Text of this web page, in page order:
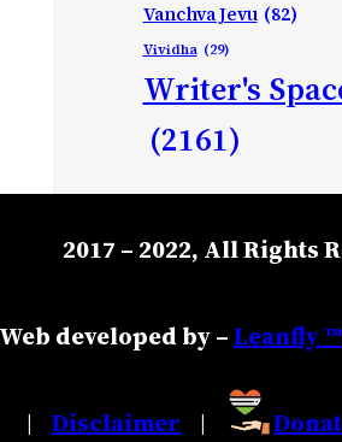
Vanchva Jevu (82)
Vividha (29)
Writer's
(2161)
2017 – 2022, All Rights
Web developed by –Leanfly ™
| Disclaimer |